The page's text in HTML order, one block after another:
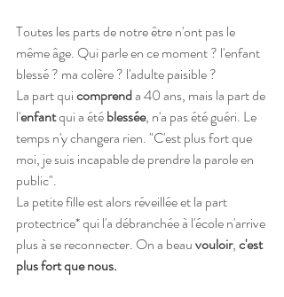
Toutes les parts de notre être n'ont pas le
même âge. Qui parle en ce moment ? l'enfant
blessé ? ma colère ? l'adulte paisible ?
La part qui comprend a 40 ans, mais la part de
l'enfant qui a été blessée, n'a pas été guéri. Le
temps n'y changera rien. "C'est plus fort que
moi, je suis incapable de prendre la parole en
public".
La petite fille est alors réveillée et la part
protectrice* qui l'a débranchée à l'école n'arrive
plus à se reconnecter. On a beau vouloir, c'est
plus fort que nous.